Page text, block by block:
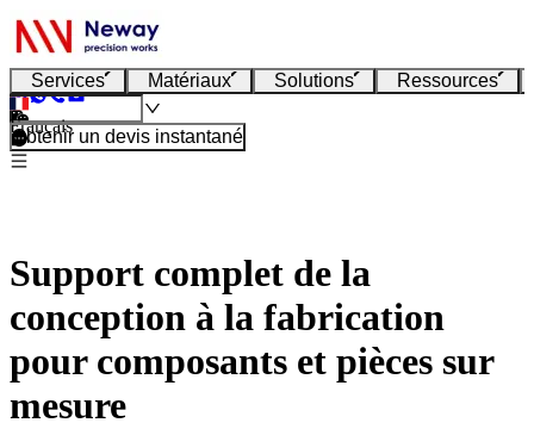
Services Matériaux Solutions Ressources
Français
Obtenir un devis instantané
Support complet de la
conception à la fabrication
pour composants et pièces sur
mesure